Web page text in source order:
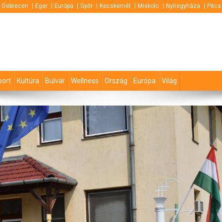
Debrecen Eger Európa Győr Kecskemét Miskolc Nyíregyháza Pécs
Kultúra Bulvár Wellness Ország Európa Világ